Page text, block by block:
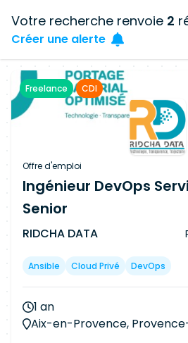
Votre recherche renvoie 2
Créer une alerte
Freelance CDI
Offre d'emploi
Ingénieur DevOps
Senior
RIDCHA DATA
Ansible Cloud Privé DevOps
1 an
Aix-en-Provence,